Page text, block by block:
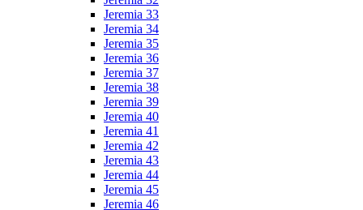
Jeremia 33
Jeremia 34
Jeremia 35
Jeremia 36
Jeremia 37
Jeremia 38
Jeremia 39
Jeremia 40
Jeremia 41
Jeremia 42
Jeremia 43
Jeremia 44
Jeremia 45
Jeremia 46